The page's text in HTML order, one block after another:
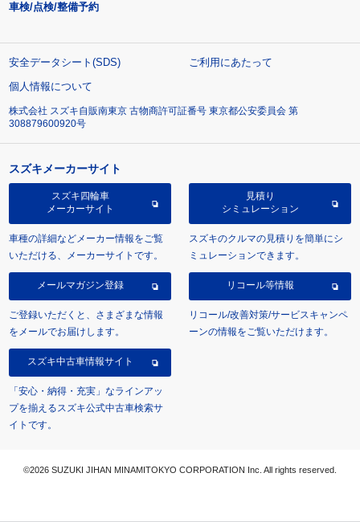
車検/点検/整備予約
安全データシート(SDS)
ご利用にあたって
個人情報について
株式会社 スズキ自販南東京 古物商許可証番号 東京都公安委員会 第
308879600920号
スズキメーカーサイト
スズキ四輪車
メーカーサイト
車種の詳細などメーカー情報をご覧
いただける、メーカーサイトです。
見積り
シミュレーション
スズキのクルマの見積りを簡単にシ
ミュレーションできます。
メールマガジン登録
ご登録いただくと、さまざまな情報
をメールでお届けします。
リコール等情報
リコール/改善対策/サービスキャンペ
ーンの情報をご覧いただけます。
スズキ中古車情報サイト
「安心・納得・充実」なラインアッ
プを揃えるスズキ公式中古車検索サ
イトです。
©2026 SUZUKI JIHAN MINAMITOKYO CORPORATION Inc. All rights reserved.